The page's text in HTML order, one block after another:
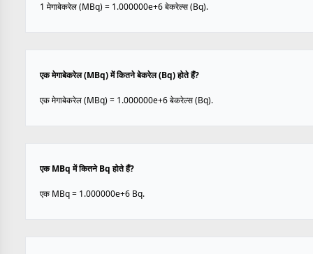
1 मेगाबेकरेल (MBq) = 1.000000e+6 बेकरेल्स (Bq).
एक मेगाबेकरेल (MBq) में कितने बेकरेल (Bq) होते हैं?
एक मेगाबेकरेल (MBq) = 1.000000e+6 बेकरेल्स (Bq).
एक MBq में कितने Bq होते हैं?
एक MBq = 1.000000e+6 Bq.